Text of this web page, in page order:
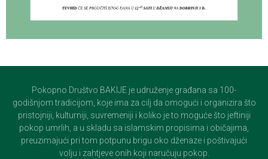
Pokopno Društvo BAKIJE je udruženje građana sa 100-
godišnjom tradicijom, koje ima za cilj da omogući i organizira što
pristojniji, kulturniji, suvremeniji i koliko je to moguće što jeftiniji
pokop umrlih, a u skladu sa islamskim propisima i običajima,
preuzimajući pri tom potpunu brigu oko dženaze i poštivajući
volju i zahtjeve onih koji naručuju pokop.